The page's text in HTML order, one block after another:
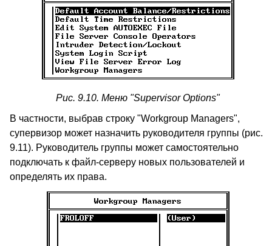
Рис. 9.10. Меню "Supervisor Options"
В частности, выбрав строку "Workgroup Managers",
супервизор может назначить руководителя группы (рис.
9.11). Руководитель группы может самостоятельно
подключать к файл-серверу новых пользователей и
определять их права.